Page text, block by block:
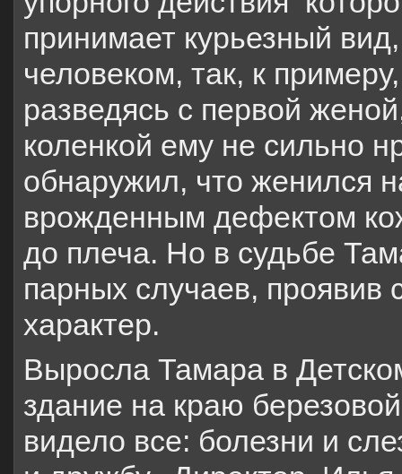
принимает курьезный
человеком, так, к
разведясь с первой
коленкой ему не сильно
обнаружил, что женился
врожденным дефектом
до плеча. Но в судьбе
парных случаев, проявив
характер.
Выросла Тамара в
здание на краю
видело все: болезни и